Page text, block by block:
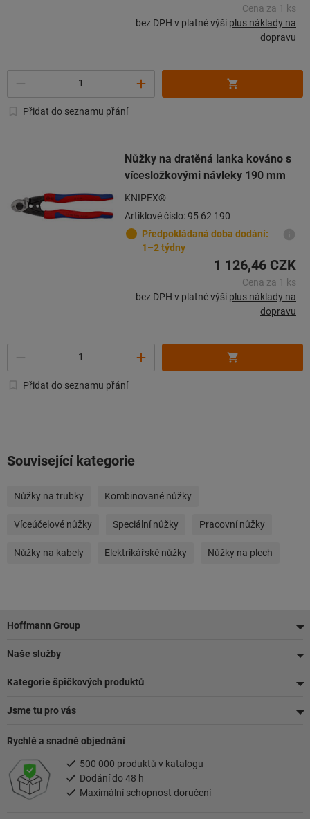
Cena za 1 ks
bez DPH v platné výši plus náklady na
dopravu
Přidat do seznamu přání
Nůžky na dratěná lanka kováno s
vícesložkovými návleky 190 mm
KNIPEX®
Artiklové číslo: 95 62 190
Předpokládaná doba dodání:
1–2 týdny
1 126,46 CZK
Cena za 1 ks
bez DPH v platné výši plus náklady na
dopravu
Přidat do seznamu přání
Související kategorie
Nůžky na trubky Kombinované nůžky
Víceúčelové nůžky Speciální nůžky Pracovní nůžky
Nůžky na kabely Elektrikářské nůžky Nůžky na plech
Zápatí
Hoffmann Group
Naše služby
Kategorie špičkových produktů
Jsme tu pro vás
Rychlé a snadné objednání
500 000 produktů v katalogu
Dodání do 48 h
Maximální schopnost doručení